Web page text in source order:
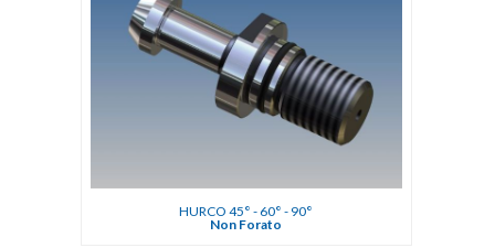
HURCO 45° - 60° - 90°
Non Forato